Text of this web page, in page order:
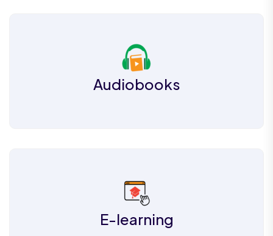
Audiobooks
E-learning